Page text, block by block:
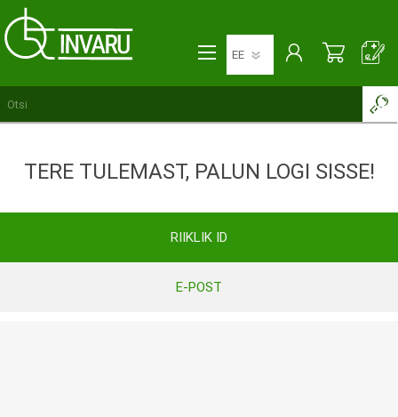
TERE TULEMAST, PALUN LOGI SISSE!
RIIKLIK ID
E-POST